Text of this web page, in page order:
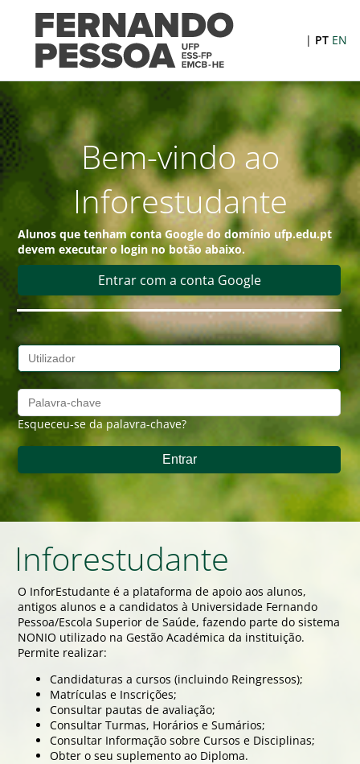
| PT EN
Bem-vindo ao
Inforestudante
Alunos que tenham contaGoogle do domínio ufp.edu.pt
devem executar o login no botão abaixo.
Entrar com a conta Google
Esqueceu-se da palavra-chave?
Inforestudante
O InforEstudante é a plataforma de apoio aos alunos,
antigos alunos e a candidatos à Universidade Fernando
Pessoa/Escola Superior de Saúde, fazendo parte do sistema
NONIO utilizado na Gestão Académica da instituição.
Permite realizar:
Candidaturas a cursos (incluindo Reingressos);
Matrículas e Inscrições;
Consultar pautas de avaliação;
Consultar Turmas, Horários e Sumários;
Consultar Informação sobre Cursos e Disciplinas;
Obter o seu suplemento ao Diploma.